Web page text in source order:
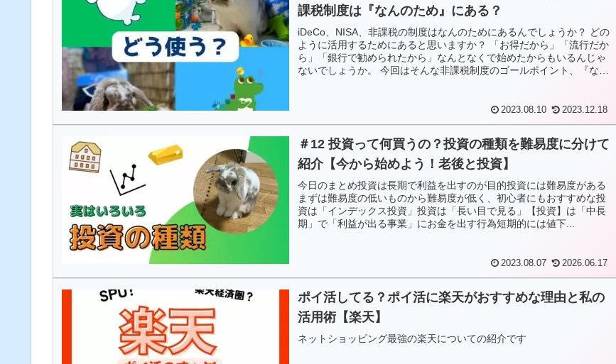
課税制度は『なんのため』にある？
iDeCo、NISA、非課税の制度はなんのためにあるんでしょうか？ どの
ように活用するためにあると思いますか？ 「お得だから」「流行だか
ら」「銀行で勧められたから」なんとなくで始めたからもいるんじゃ
ないでしょうか。 今回はそんな非課税制度のゴールポイント、『なん
2023.08.10 2023.12.18
＃12 投資って何買うの？投資の種類を難易度に分けて
紹介【今から始めよう！老後と投資】
今日のまとめ投資は長期で利益を出すのが目的投資には難易度がある
まずは難易度の低いものから難易度が低く、初心者にもおすすめな投
資は「インデックス投資」投資は「長い目で見る」【投資】は「中長
期」で「利益が出る事業」にお金を出す行為短期的には値下...
2023.08.07 2026.06.17
ポイ活してる？ポイ活に楽天がおすすめな理由と私の
活用術【楽天】
ネットショッピング最強の楽天についての紹介です